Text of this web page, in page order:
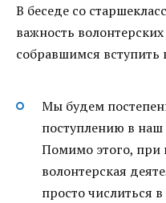
В беседе со
важность
собравшимся
Мы будем
поступлению в
Помимо этого, при
волонтерская
просто числиться